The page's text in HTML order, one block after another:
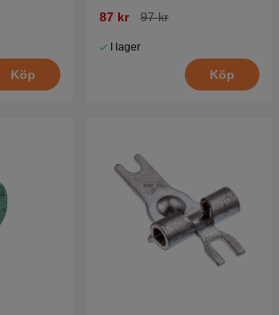
Köp
87 kr
97 kr
I lager
Köp